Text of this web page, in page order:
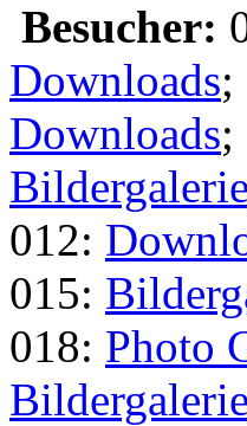
Besucher:
Downloads;
Downloads;
Bildergalerie
012:
015:
018: Photo
Bildergalerie